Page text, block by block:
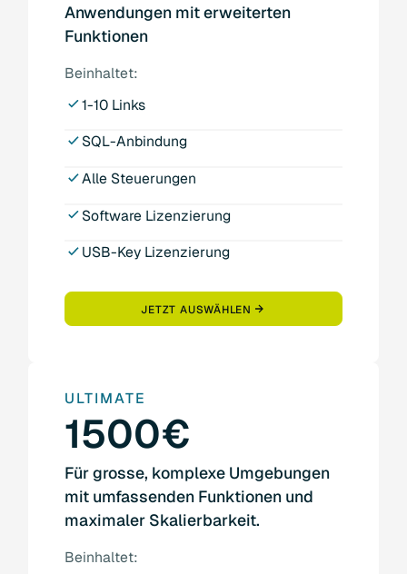
Anwendungen mit erweiterten
Funktionen
Beinhaltet:
1-10 Links
SQL-Anbindung
Alle Steuerungen
Software Lizenzierung
USB-Key Lizenzierung
JETZT AUSWÄHLEN
ULTIMATE
1500€
Für grosse, komplexe Umgebungen
mit umfassenden Funktionen und
maximaler Skalierbarkeit.
Beinhaltet: